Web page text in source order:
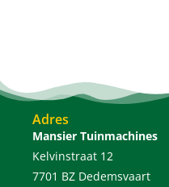
Adres
Mansier Tuinmachines
Kelvinstraat 12
7701 BZ Dedemsvaart